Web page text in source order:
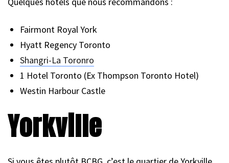
Fairmont Royal York
Hyatt Regency Toronto
Shangri-La Toronro
1 Hotel Toronto (Ex Thompson Toronto Hotel)
Westin Harbour Castle
Yorkville